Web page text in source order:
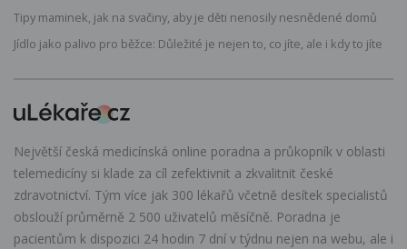
Tipy maminek, jak na svačiny, aby je děti nenosily nesnědené domů
Jídlo jako palivo pro běžce: Důležité je nejen to, co jíte, ale i kdy to jíte
Největší česká medicínská online poradna a průkopník v oblasti
telemedicíny si klade za cíl zefektivnit a zkvalitnit české
zdravotnictví. Tým více jak 300 lékařů včetně desítek specialistů
obslouží průměrně 2 500 uživatelů měsíčně. Poradna je
pacientům k dispozici 24 hodin 7 dní v týdnu nejen na webu, ale i